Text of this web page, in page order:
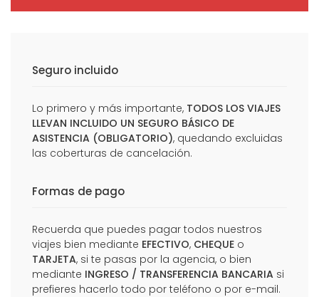
Seguro incluido
Lo primero y más importante, TODOS LOS VIAJES
LLEVAN INCLUIDO UN SEGURO BÁSICO DE
ASISTENCIA (OBLIGATORIO), quedando excluidas
las coberturas de cancelación.
Formas de pago
Recuerda que puedes pagar todos nuestros
viajes bien mediante EFECTIVO, CHEQUE o
TARJETA, si te pasas por la agencia, o bien
mediante INGRESO / TRANSFERENCIA BANCARIA si
prefieres hacerlo todo por teléfono o por e-mail.